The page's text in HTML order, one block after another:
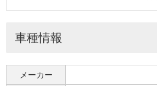
車種情報
メーカー